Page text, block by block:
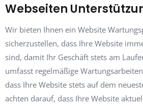
Webseiten
Wir bieten Ihnen ein Website
sicherzustellen, dass Ihre Website
sind, damit Ihr Geschäft stets am
umfasst regelmäßige
dass Ihre Website stets auf dem
achten darauf, dass Ihre Website